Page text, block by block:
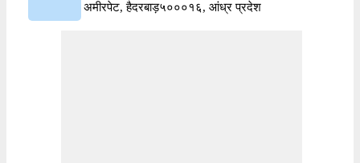
अमीरपेट, हैदरबाड़५०००१६, आंध्र प्रदेश